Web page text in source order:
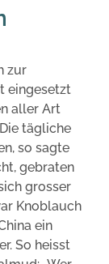
zur
eingesetzt
aller Art
tägliche
so sagte
gebraten
grosser
Knoblauch
ein
So heisst